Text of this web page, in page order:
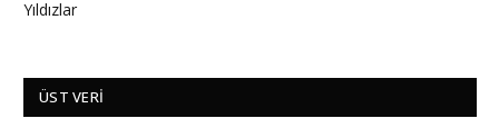
Yıldızlar
ÜST VERI